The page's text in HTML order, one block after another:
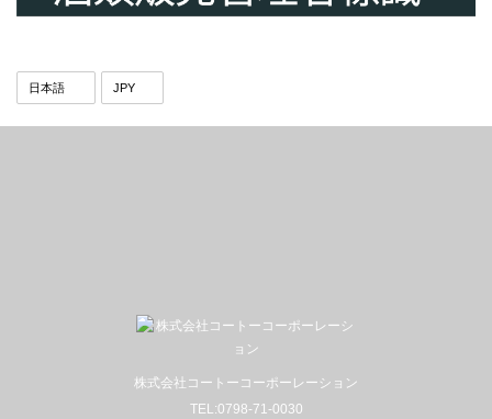
株式会社コートーコーポーレーション
TEL:0798-71-0030